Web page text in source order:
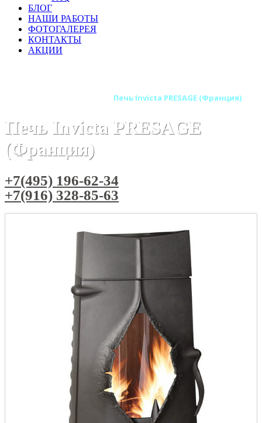
БЛОГ
НАШИ РАБОТЫ
ФОТОГАЛЕРЕЯ
КОНТАКТЫ
АКЦИИ
Печь Invicta PRESAGE (Франция)
Печь Invicta PRESAGE
(Франция)
+7(495) 196-62-34
+7(916) 328-85-63